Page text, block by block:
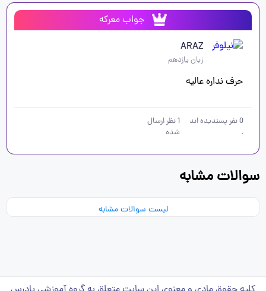
جواب معرکه
ARAZ
زبان یازدهم
حرف نداره عالیه
0نفر پسندیده اند
.
1نظر ارسال
شده
سوالات مشابه
لیست سوالات مشابه